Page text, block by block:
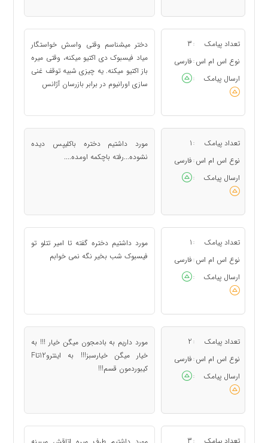
تعداد پیامک :
3
نوع اس ام اس : فارسی
ارسال پیامک
:
دختر میشناسم وقتی واسش خواستگار
میاد فیسبوک دی اکتیو میکنه، وقتی میره
باز اکتیو میکنه. یه چیزی شبیه توقف غنی
سازی اورانیوم در برابر بازرسان آژانس
تعداد پیامک :
1
نوع اس ام اس : فارسی
ارسال پیامک
:
مورد داشتیم دختره باکلیپس دیده
نشوده...رفته باچکمه اومده....
تعداد پیامک :
1
نوع اس ام اس : فارسی
ارسال پیامک
:
مورد داشتیم دختره گفته تا امیر تتلو تو
فیسبوک شب بخیر نگه نمی خوابم
تعداد پیامک :
2
نوع اس ام اس : فارسی
ارسال پیامک
:
مورد داریم به بادمجون میگن خیار !!! به
خیار میگن خیارسبز!!! به اینترو12تاF
کیبوردمون قسم!!!
: